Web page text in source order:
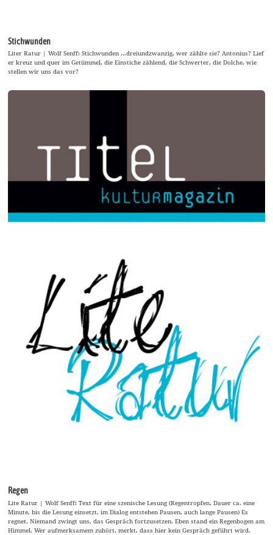
Stichwunden
Liter Ratur | Wolf Senff: Stichwunden …dreiundzwanzig, wer zählte sie? Antonius? Lief
er kreuz und quer im Getümmel, die Einstiche zählend, die Schwerter, die Dolche, wie
stellen wir uns das vor?
Regen
Lite Ratur | Wolf Senff: Text für eine szenische Lesung (Regentropfen, Dauer ca. eine
Minute, bis die Lesung einsetzt, im Dialog entstehen Pausen, auch lange Pausen) Es
regnet. Niemand zwingt uns, das Gespräch fortzusetzen. Eben stand ein Regenbogen am
Himmel. Wer aufmerksamem zuhört, merkt, dass hier kein Gespräch geführt wird.